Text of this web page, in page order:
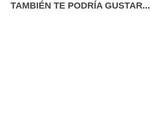
TAMBIÉN TE PODRÍA GUSTAR...